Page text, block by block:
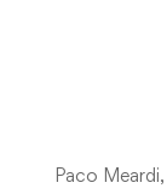
Paco